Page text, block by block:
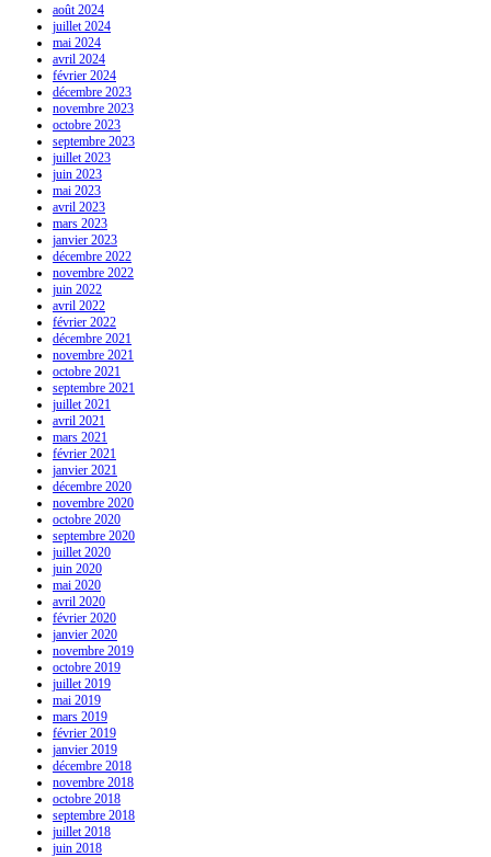
août 2024
juillet 2024
mai 2024
avril 2024
février 2024
décembre 2023
novembre 2023
octobre 2023
septembre 2023
juillet 2023
juin 2023
mai 2023
avril 2023
mars 2023
janvier 2023
décembre 2022
novembre 2022
juin 2022
avril 2022
février 2022
décembre 2021
novembre 2021
octobre 2021
septembre 2021
juillet 2021
avril 2021
mars 2021
février 2021
janvier 2021
décembre 2020
novembre 2020
octobre 2020
septembre 2020
juillet 2020
juin 2020
mai 2020
avril 2020
février 2020
janvier 2020
novembre 2019
octobre 2019
juillet 2019
mai 2019
mars 2019
février 2019
janvier 2019
décembre 2018
novembre 2018
octobre 2018
septembre 2018
juillet 2018
juin 2018